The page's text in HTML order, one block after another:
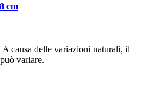
cm
causa delle variazioni naturali, il
variare.